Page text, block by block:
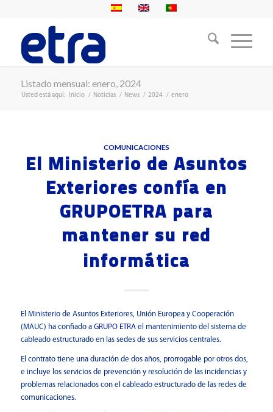
Listado mensual: enero, 2024
Usted está aquí: Inicio / Noticias / News / 2024 / enero
COMUNICACIONES
El Ministerio de Asuntos
Exteriores confía en
GRUPOETRA para
mantener su red
informática
El Ministerio de Asuntos Exteriores, Unión Europea y Cooperación
(MAUC) ha confiado a GRUPO ETRAel mantenimiento del sistema de
cableado estructurado en las sedes de sus servicios centrales.
El contrato tiene una duración de dos años, prorrogable por otros dos,
e incluye los servicios de prevención y resolución de las incidencias y
problemas relacionados con el cableado estructurado de las redes de
comunicaciones.